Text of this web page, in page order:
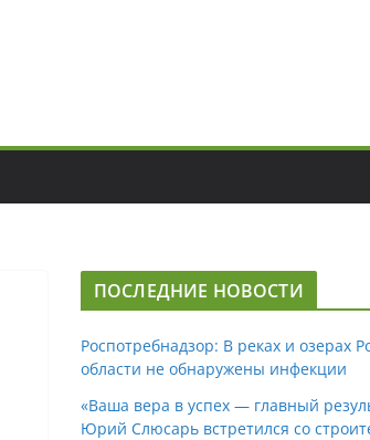
ПОСЛЕДНИЕ НОВОСТИ
Роспотребнадзор: В реках и озерах
области не обнаружены инфекции
«Ваша вера в успех — главный
Юрий Слюсарь встретился со